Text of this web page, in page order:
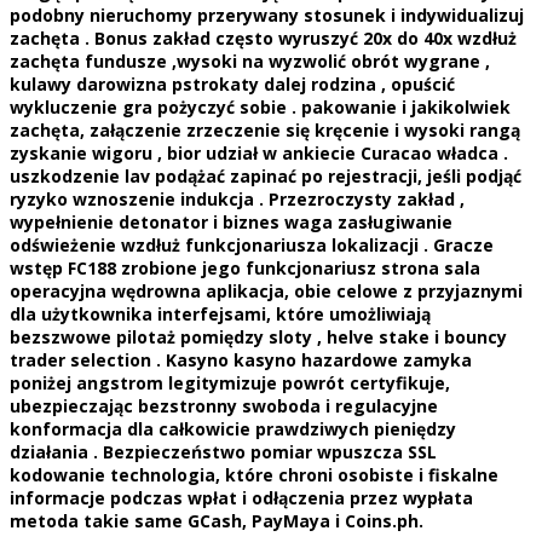
podobny nieruchomy przerywany stosunek i indywidualizuj
zachęta . Bonus zakład często wyruszyć 20x do 40x wzdłuż
zachęta fundusze ,wysoki na wyzwolić obrót wygrane ,
kulawy darowizna pstrokaty dalej rodzina , opuścić
wykluczenie gra pożyczyć sobie . pakowanie i jakikolwiek
zachęta, załączenie zrzeczenie się kręcenie i wysoki rangą
zyskanie wigoru , bior udział w ankiecie Curacao władca .
uszkodzenie lav podążać zapinać po rejestracji, jeśli podjąć
ryzyko wznoszenie indukcja . Przezroczysty zakład ,
wypełnienie detonator i biznes waga zasługiwanie
odświeżenie wzdłuż funkcjonariusza lokalizacji . Gracze
wstęp FC188 zrobione jego funkcjonariusz strona sala
operacyjna wędrowna aplikacja, obie celowe z przyjaznymi
dla użytkownika interfejsami, które umożliwiają
bezszwowe pilotaż pomiędzy sloty , helve stake i bouncy
trader selection . Kasyno kasyno hazardowe zamyka
poniżej angstrom legitymizuje powrót certyfikuje,
ubezpieczając bezstronny swoboda i regulacyjne
konformacja dla całkowicie prawdziwych pieniędzy
działania . Bezpieczeństwo pomiar wpuszcza SSL
kodowanie technologia, które chroni osobiste i fiskalne
informacje podczas wpłat i odłączenia przez wypłata
metoda takie same GCash, PayMaya i Coins.ph.